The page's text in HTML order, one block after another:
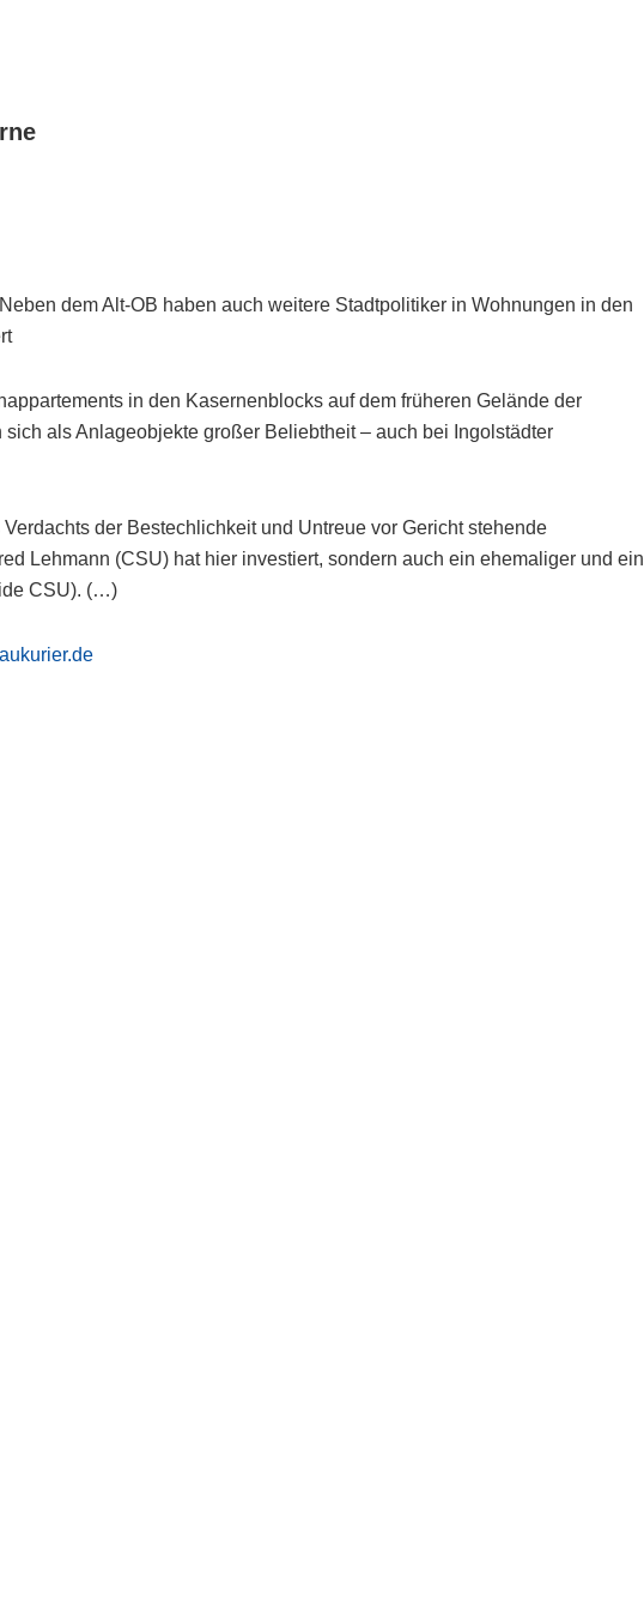
dem Alt-OB haben auch weitere Stadtpolitiker in Wohnungen in den
in den Kasernenblocks auf dem früheren Gelände der
sich als Anlageobjekte großer Beliebtheit – auch bei Ingolstädter
der Bestechlichkeit und Untreue vor Gericht stehende
Lehmann (CSU) hat hier investiert, sondern auch ein ehemaliger und ein
CSU). (…)